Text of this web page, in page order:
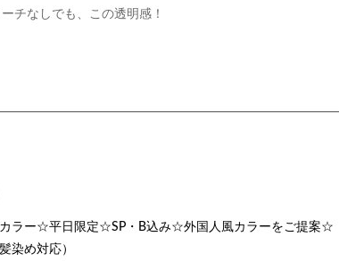
チなしでも、この透明感！
ラー☆平日限定☆SP・B込み☆外国人風カラーをご提案☆
染め対応）